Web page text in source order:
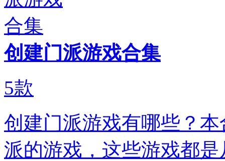
创建门派游戏合集
5款
创建门派游戏有哪些？
派的游戏，这些游戏都